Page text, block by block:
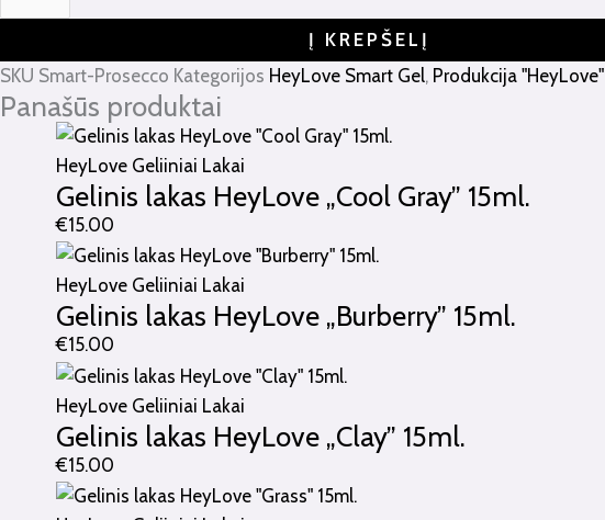
Į KREPŠELĮ
SKU Smart-Prosecco Kategorijos HeyLove Smart Gel, Produkcija "HeyLove"
Panašūs produktai
HeyLove Geliiniai Lakai
Gelinis lakas HeyLove „Cool Gray” 15ml.
€15.00
HeyLove Geliiniai Lakai
Gelinis lakas HeyLove „Burberry” 15ml.
€15.00
HeyLove Geliiniai Lakai
Gelinis lakas HeyLove „Clay” 15ml.
€15.00